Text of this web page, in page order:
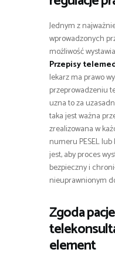
Jednym z
wprowadzonych
możliwość
Przepisy
lekarz ma prawo
przeprowadzeniu
uzna to za
taka jest ważna
zrealizowana w
numeru PESEL
jest, aby proces
bezpieczny i
nieuprawnionym
Zgoda
element